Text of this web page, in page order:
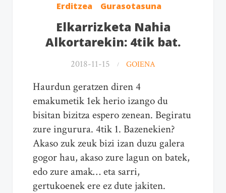
Erditzea Gurasotasuna
Elkarrizketa Nahia
Alkortarekin: 4tik bat.
2018-11-15 GOIENA
Haurdun geratzen diren 4
emakumetik 1ek herio izango du
bisitan bizitza espero zenean. Begiratu
zure ingurura. 4tik 1. Bazenekien?
Akaso zuk zeuk bizi izan duzu galera
gogor hau, akaso zure lagun on batek,
edo zure amak… eta sarri,
gertukoenek ere ez dute jakiten.